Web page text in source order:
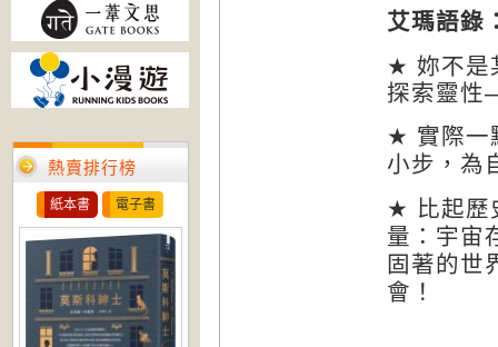
熱賣排行榜
紙本書 電子書
艾瑪語錄
★ 妳不是
探索靈性
★ 實際一
小步，為
★ 比起歷
量：宇宙
固著的世
會！